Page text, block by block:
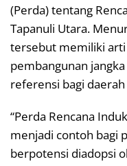
(Perda) tentang
Tapanuli Utara.
tersebut memiliki arti
pembangunan
referensi bagi
“Perda Rencana
menjadi contoh bagi
berpotensi diadopsi